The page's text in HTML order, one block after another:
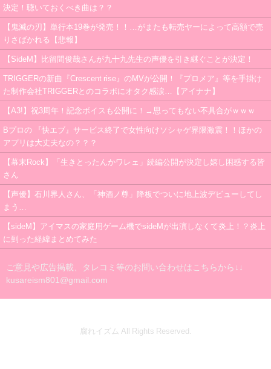
決定！聴いておくべき曲は？？
【鬼滅の刃】単行本19巻が発売！！…がまたも転売ヤーによって高額で売
りさばかれる【悲報】
【SideM】比留間俊哉さんが九十九先生の声優を引き継ぐことが決定！
TRIGGERの新曲『Crescent rise』のMVが公開！『プロメア』等を手掛け
た制作会社TRIGGERとのコラボにオタク感涙…【アイナナ】
【A3!】祝3周年！記念ボイスも公開に！→思ってもない不具合がｗｗｗ
Bプロの 『快エブ』サービス終了で女性向けソシャゲ界隈激震！！ほかの
アプリは大丈夫なの？？？
【幕末Rock】「生きとったんかワレェ」続編公開が決定し嬉し困惑する皆
さん
【声優】石川界人さん、「神酒ノ尊」降板でついに地上波デビューしてし
まう…
【sideM】アイマスの家庭用ゲーム機でsideMが出演しなくて炎上！？炎上
に到った経緯まとめてみた
ご意見や広告掲載、タレコミ等のお問い合わせはこちらから↓↓
kusareism801@gmail.com
腐れイズム All Rights Reserved.